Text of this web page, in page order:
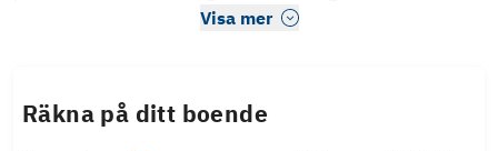
Visa mer
Räkna på ditt boende